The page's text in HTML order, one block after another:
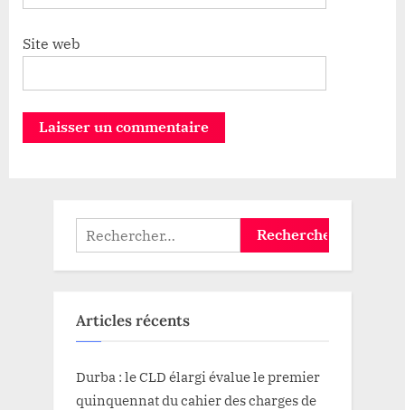
Site web
Rechercher :
Articles récents
Durba : le CLD élargi évalue le premier
quinquennat du cahier des charges de